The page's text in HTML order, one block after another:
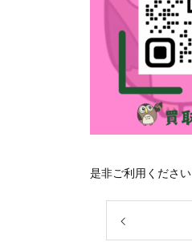
是非ご利用ください